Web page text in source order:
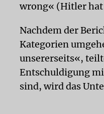
wrong« (Hitler
Nachdem der
Kategorien
unsererseits«,
Entschuldigung
sind, wird das